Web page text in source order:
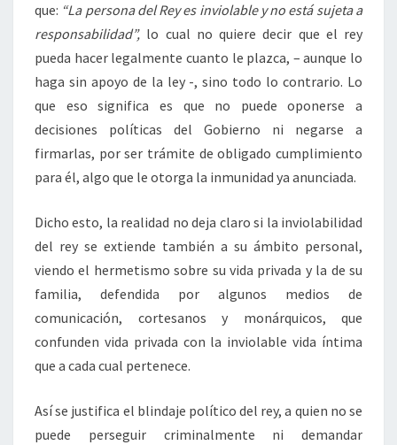
que: “La persona del Rey es inviolable y no está sujeta a
responsabilidad”, lo cual no quiere decir que el rey
pueda hacer legalmente cuanto le plazca, – aunque lo
haga sin apoyo de la ley -, sino todo lo contrario. Lo
que eso significa es que no puede oponerse a
decisiones políticas del Gobierno ni negarse a
firmarlas, por ser trámite de obligado cumplimiento
para él, algo que le otorga la inmunidad ya anunciada.
Dicho esto, la realidad no deja claro si la inviolabilidad
del rey se extiende también a su ámbito personal,
viendo el hermetismo sobre su vida privada y la de su
familia, defendida por algunos medios de
comunicación, cortesanos y monárquicos, que
confunden vida privada con la inviolable vida íntima
que a cada cual pertenece.
Así se justifica el blindaje político del rey, a quien no se
puede perseguir criminalmente ni demandar